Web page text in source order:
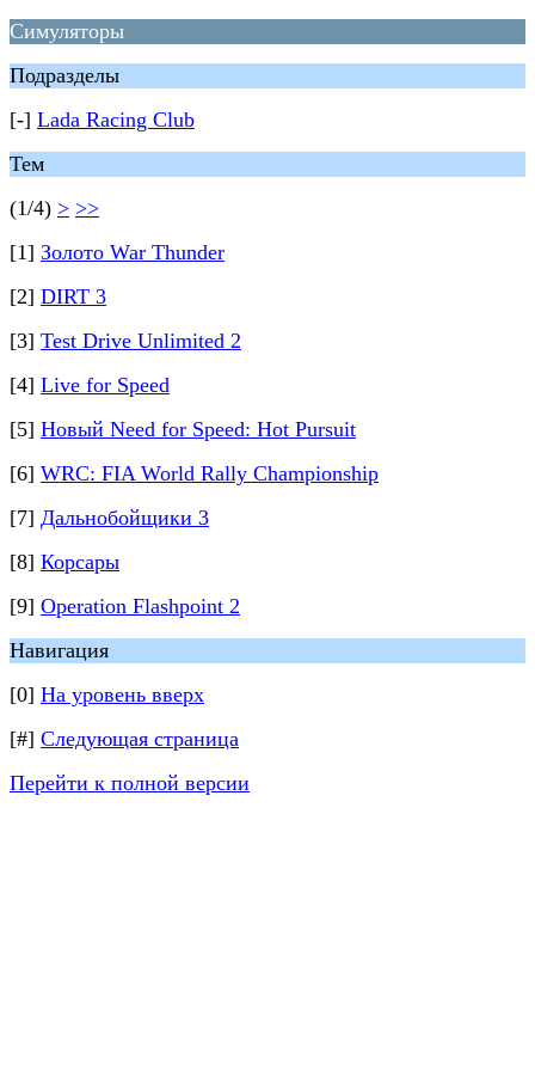
Симуляторы
Подразделы
[-] Lada Racing Club
Тем
(1/4) > >>
[1] Золото War Thunder
[2] DIRT 3
[3] Test Drive Unlimited 2
[4] Live for Speed
[5] Новый Need for Speed: Hot Pursuit
[6] WRC: FIA World Rally Championship
[7] Дальнобойщики 3
[8] Корсары
[9] Operation Flashpoint 2
Навигация
[0] На уровень вверх
[#] Следующая страница
Перейти к полной версии